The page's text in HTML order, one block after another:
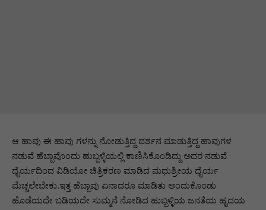
ಆ ಹಾವು ಈ ಹಾವು ಗಳನ್ನು ನೋಡುತ್ತಿದ್ದ ದರ್ಶನ ಮಾಡುತ್ತಿದ್ದ ಹಾವುಗಳ
ನಡುವೆ ಹೆಬ್ಬಾವೊಂದು ಹುಬ್ಬಳ್ಳಿಯಲ್ಲಿ ಕಾಣಿಸಿಕೊಂಡಿದ್ದು ಅದರ ನಡುವೆ
ಧೈರ್ಯದಿಂದ ವಿಡಿಯೋ ಚಿತ್ರಿಕರಣ ಮಾಡಿದ ಮಧುಶ್ರೀಯ ಧೈರ್ಯ
ಮೆಚ್ಚಲೇಬೇಕು.ಇತ್ತ ಹೆಬ್ಬಾವು ಏನಾದರೂ ಮಾಡಿತು ಅಂದುಕೊಂಡು
ಹೊಡೆಯದೇ ಬಡಿಯದೇ ಸುಮ್ಮನೆ ನೋಡಿದ ಹುಬ್ಬಳ್ಳಿಯ ಜನತೆಯ ಹೃದಯ